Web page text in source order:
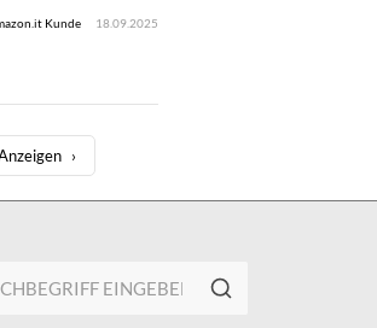
Kunde 18.09.2025
›